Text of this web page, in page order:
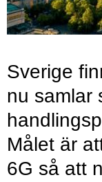
Sverige
nu samlar
Målet är
6G så att